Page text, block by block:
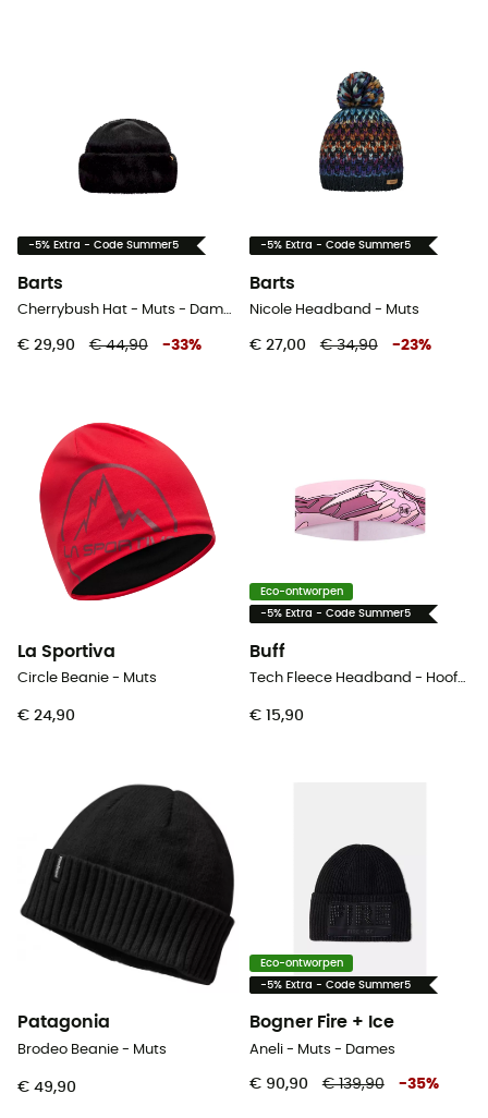
-5% Extra - Code Summer5
Barts
Cherrybush Hat - Muts - Dames
€ 29,90 € 44,90 -33%
-5% Extra - Code Summer5
Barts
Nicole Headband - Muts
€ 27,00 € 34,90 -23%
La Sportiva
Circle Beanie - Muts
€ 24,90
Eco-ontworpen
-5% Extra - Code Summer5
Buff
Tech Fleece Headband - Hoofdband
€ 15,90
Patagonia
Brodeo Beanie - Muts
€ 49,90
Eco-ontworpen
-5% Extra - Code Summer5
Bogner Fire + Ice
Aneli - Muts - Dames
€ 90,90 € 139,90 -35%